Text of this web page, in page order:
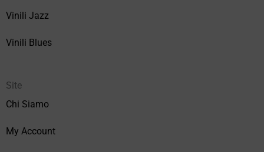
Vinili Jazz
Vinili Blues
Site
Chi Siamo
My Account